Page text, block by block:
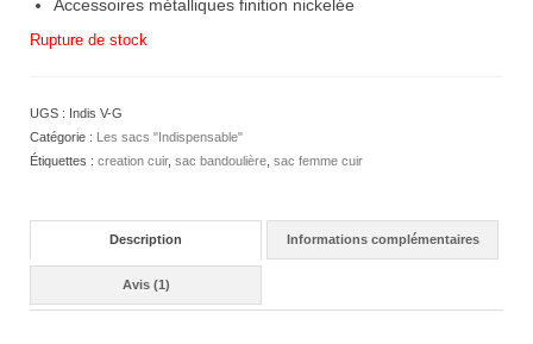
Accessoires métalliques finition nickelée
Rupture de stock
UGS : Indis V-G
Catégorie : Les sacs "Indispensable"
Étiquettes : creation cuir, sac bandoulière sac femme cuir
Description Informations complémentaires
Avis (1)